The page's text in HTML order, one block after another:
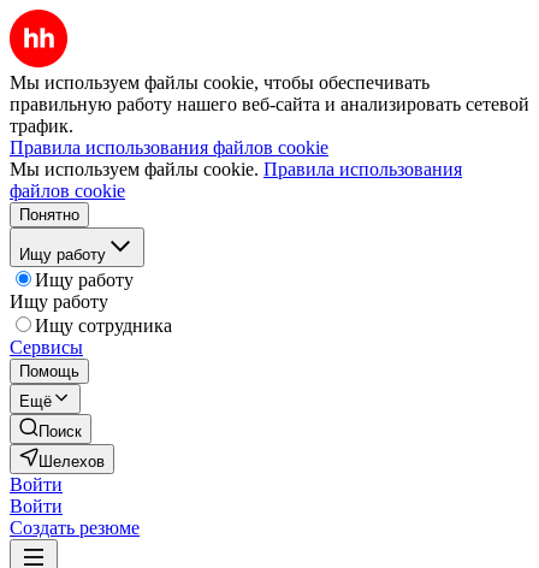
Мы используем файлы cookie, чтобы обеспечивать
правильную работу нашего веб-сайта и анализировать сетевой
трафик.
Правила использования файлов cookie
Мы используем файлы cookie. Правила использования
файлов cookie
Понятно
Ищу работу
Ищу работу
Ищу работу
Ищу сотрудника
Сервисы
Помощь
Ещё
Поиск
Шелехов
Войти
Войти
Создать резюме